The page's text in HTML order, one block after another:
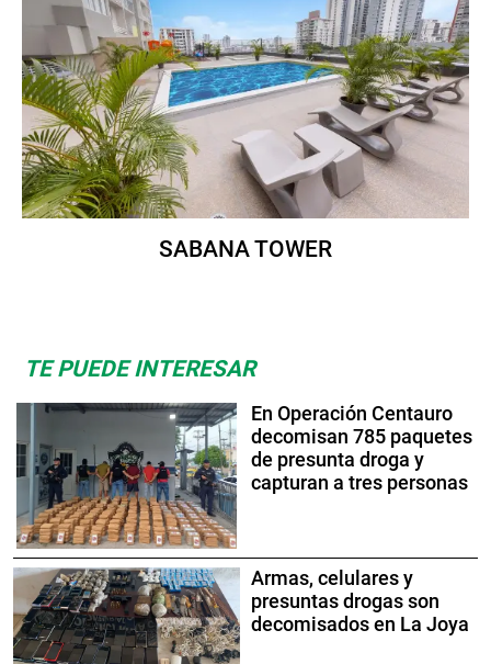
SABANA TOWER
TE PUEDE INTERESAR
En Operación Centauro
decomisan 785 paquetes
de presunta droga y
capturan a tres personas
Armas, celulares y
presuntas drogas son
decomisados en La Joya